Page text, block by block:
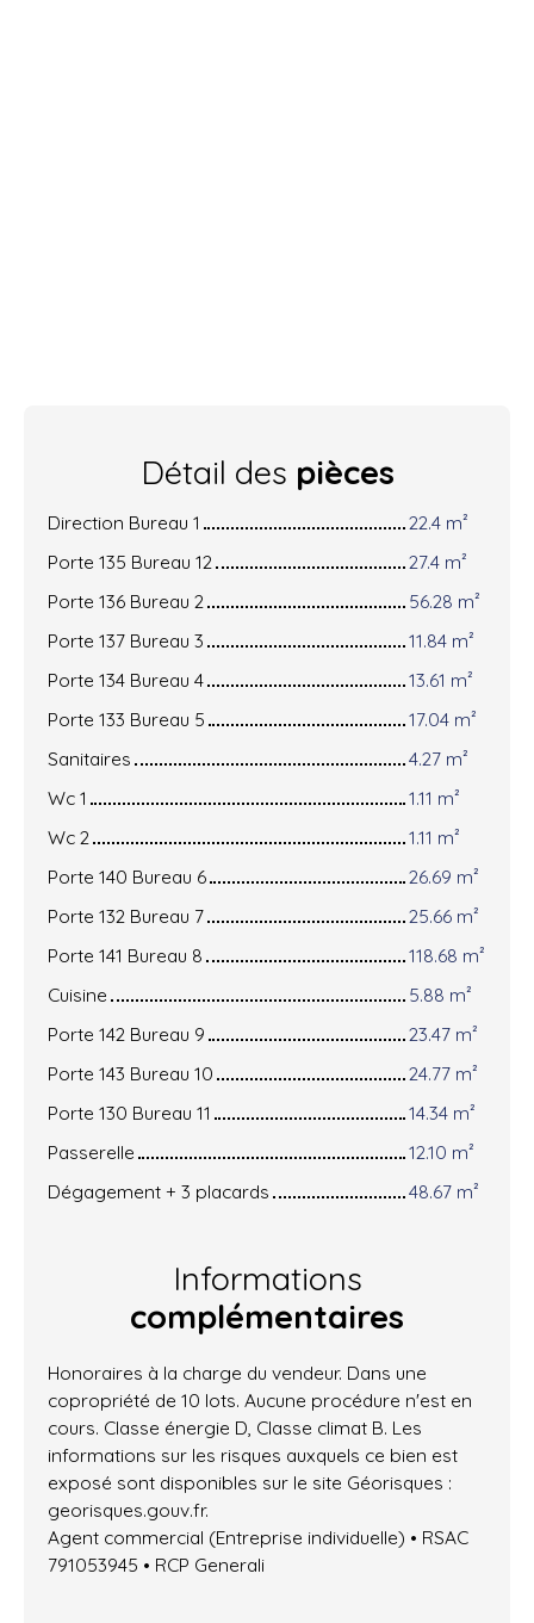
Détail des pièces
Direction Bureau 1
22.4 m²
Porte 135 Bureau 12
27.4 m²
Porte 136 Bureau 2
56.28 m²
Porte 137 Bureau 3
11.84 m²
Porte 134 Bureau 4
13.61 m²
Porte 133 Bureau 5
17.04 m²
Sanitaires
4.27 m²
Wc 1
1.11 m²
Wc 2
1.11 m²
Porte 140 Bureau 6
26.69 m²
Porte 132 Bureau 7
25.66 m²
Porte 141 Bureau 8
118.68 m²
Cuisine
5.88 m²
Porte 142 Bureau 9
23.47 m²
Porte 143 Bureau 10
24.77 m²
Porte 130 Bureau 11
14.34 m²
Passerelle
12.10 m²
Dégagement + 3 placards
48.67 m²
Informations
complémentaires
Honoraires à la charge du vendeur. Dans une
copropriété de 10 lots. Aucune procédure n'est en
cours. Classe énergie D, Classe climat B. Les
informations sur les risques auxquels ce bien est
exposé sont disponibles sur le site Géorisques :
georisques.gouv.fr.
Agent commercial (Entreprise individuelle) • RSAC
791053945 • RCP Generali